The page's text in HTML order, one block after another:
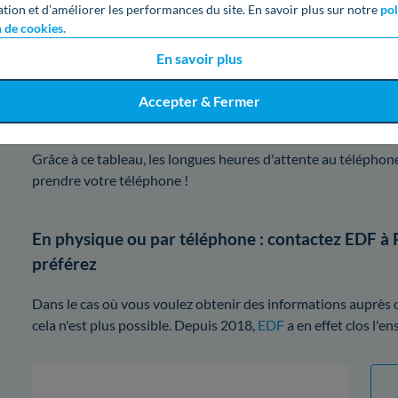
et d’améliorer les performances du site. En savoir plus sur notre
cookies.
En savoir plus
Accepter & Fermer
Jeudi
Grâce à ce tableau, les longues heures d'attente au
prendre votre téléphone !
En physique ou par téléphone : contactez EDF
préférez
Dans le cas où vous voulez obtenir des informations
cela n'est plus possible. Depuis 2018, EDFa en effet clos